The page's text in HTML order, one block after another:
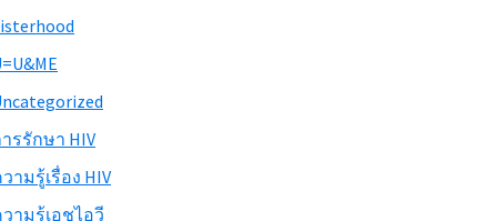
รรักษา HIV
ามรู้เรื่อง HIV
ามรู้เอชไอวี